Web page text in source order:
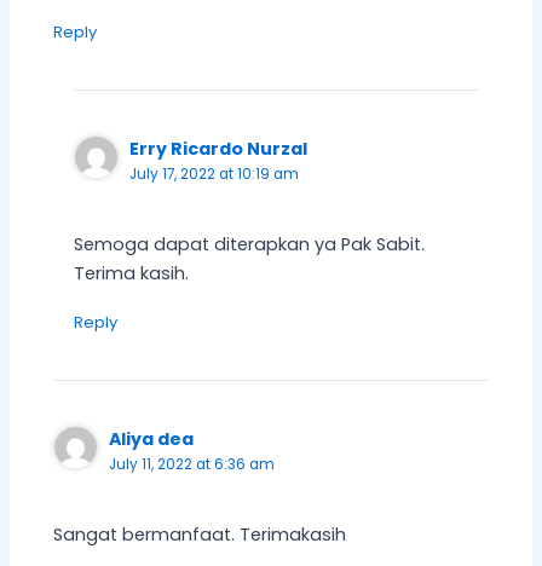
Reply
Erry Ricardo Nurzal
July 17, 2022 at 10:19 am
Semoga dapat diterapkan ya Pak Sabit.
Terima kasih.
Reply
Aliya dea
July 11, 2022 at 6:36 am
Sangat bermanfaat. Terimakasih